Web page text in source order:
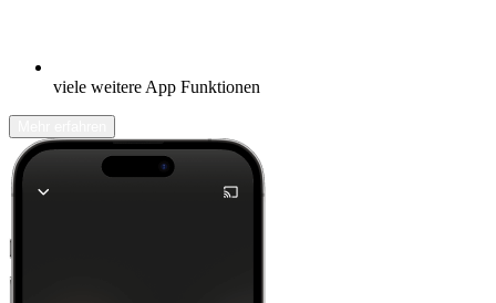
viele weitere App Funktionen